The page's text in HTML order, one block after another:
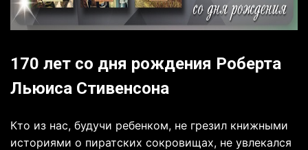
170 лет со дня рождения Роберта
Льюиса Стивенсона
Кто из нас, будучи ребенком, не грезил книжными
историями о пиратских сокровищах, не увлекался